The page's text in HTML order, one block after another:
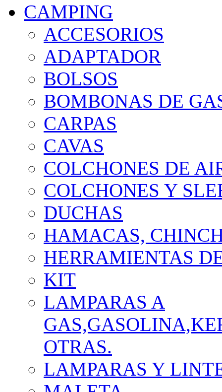
CAMPING
ACCESORIOS
ADAPTADOR
BOLSOS
BOMBONAS DE
CARPAS
CAVAS
COLCHONES DE
COLCHONES Y
DUCHAS
HAMACAS,
HERRAMIENTAS
KIT
LAMPARAS A
OTRAS.
LAMPARAS Y